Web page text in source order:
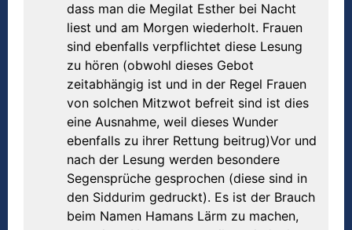
dass man die Megilat Esther bei Nacht
liest und am Morgen wiederholt. Frauen
sind ebenfalls verpflichtet diese Lesung
zu hören (obwohl dieses Gebot
zeitabhängig ist und in der Regel Frauen
von solchen Mitzwot befreit sind ist dies
eine Ausnahme, weil dieses Wunder
ebenfalls zu ihrer Rettung beitrug)Vor und
nach der Lesung werden besondere
Segensprüche gesprochen (diese sind in
den Siddurim gedruckt). Es ist der Brauch
beim Namen Hamans Lärm zu machen,